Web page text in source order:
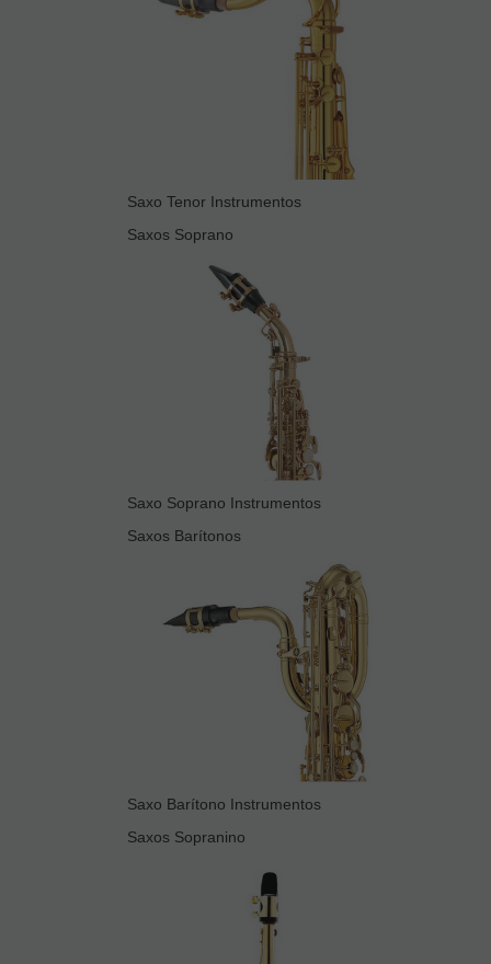
Saxo Tenor Instrumentos
Saxos Soprano
Saxo Soprano Instrumentos
Saxos Barítonos
Saxo Barítono Instrumentos
Saxos Sopranino